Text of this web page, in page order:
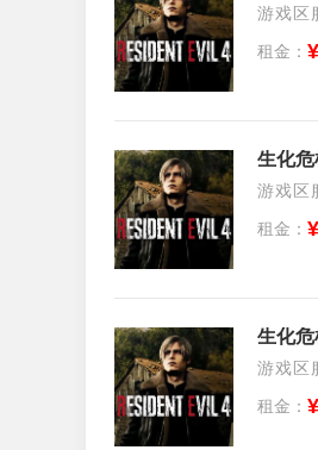
游戏区
租金：
生化危
游戏区
租金：
生化危
游戏区
租金：